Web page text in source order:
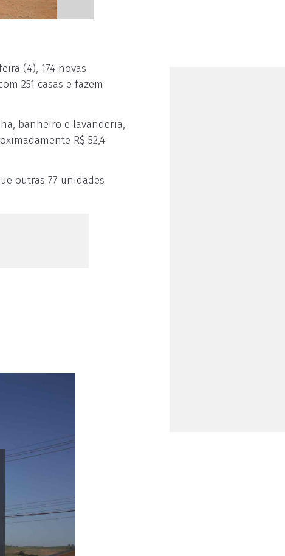
(4), 174 novas
251 casas e fazem
banheiro e lavanderia,
R$ 52,4
outras 77 unidades